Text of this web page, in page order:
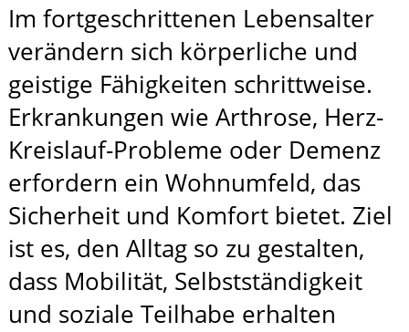
Im fortgeschrittenen Lebensalter
verändern sich körperliche und
geistige Fähigkeiten schrittweise.
Erkrankungen wie Arthrose, Herz-
Kreislauf-Probleme oder Demenz
erfordern ein Wohnumfeld, das
Sicherheit und Komfort bietet. Ziel
ist es, den Alltag so zu gestalten,
dass Mobilität, Selbstständigkeit
und soziale Teilhabe erhalten